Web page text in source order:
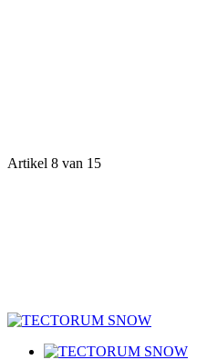
Artikel 8 van 15